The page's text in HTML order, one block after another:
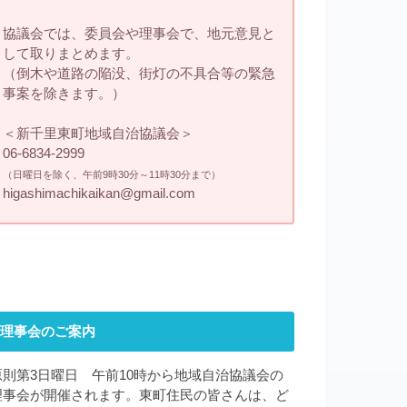
協議会では、委員会や理事会で、地元意見と
して取りまとめます。
（倒木や道路の陥没、街灯の不具合等の緊急
事案を除きます。）
＜新千里東町地域自治協議会＞
06-6834-2999
（日曜日を除く、午前9時30分～11時30分まで）
higashimachikaikan@gmail.com
理事会のご案内
則第3日曜日 午前10時から地域自治協議会の
事会が開催されます。東町住民の皆さんは、ど